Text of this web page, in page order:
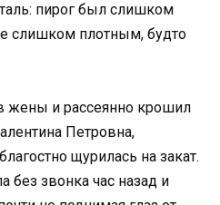
пирог был слишком
слишком плотным, будто
жены и рассеянно крошил
Петровна,
щурилась на закат.
без звонка час назад и